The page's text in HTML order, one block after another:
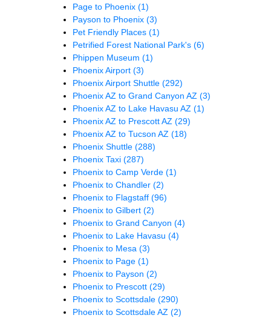
Page to Phoenix (1)
Payson to Phoenix (3)
Pet Friendly Places (1)
Petrified Forest National Park's (6)
Phippen Museum (1)
Phoenix Airport (3)
Phoenix Airport Shuttle (292)
Phoenix AZ to Grand Canyon AZ (3)
Phoenix AZ to Lake Havasu AZ (1)
Phoenix AZ to Prescott AZ (29)
Phoenix AZ to Tucson AZ (18)
Phoenix Shuttle (288)
Phoenix Taxi (287)
Phoenix to Camp Verde (1)
Phoenix to Chandler (2)
Phoenix to Flagstaff (96)
Phoenix to Gilbert (2)
Phoenix to Grand Canyon (4)
Phoenix to Lake Havasu (4)
Phoenix to Mesa (3)
Phoenix to Page (1)
Phoenix to Payson (2)
Phoenix to Prescott (29)
Phoenix to Scottsdale (290)
Phoenix to Scottsdale AZ (2)